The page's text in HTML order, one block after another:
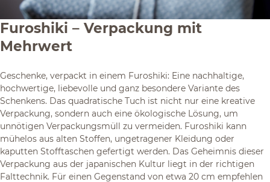
Furoshiki – Verpackung mit
Mehrwert
Geschenke, verpackt in einem Furoshiki: Eine nachhaltige,
hochwertige, liebevolle und ganz besondere Variante des
Schenkens. Das quadratische Tuch ist nicht nur eine kreative
Verpackung, sondern auch eine ökologische Lösung, um
unnötigen Verpackungsmüll zu vermeiden. Furoshiki kann
mühelos aus alten Stoffen, ungetragener Kleidung oder
kaputten Stofftaschen gefertigt werden. Das Geheimnis dieser
Verpackung aus der japanischen Kultur liegt in der richtigen
Falttechnik. Für einen Gegenstand von etwa 20 cm empfehlen